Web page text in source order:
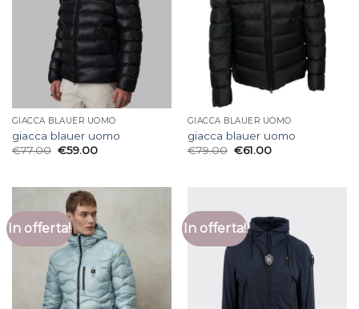
GIACCA BLAUER UOMO
giacca blauer uomo
€77.00 €59.00
GIACCA BLAUER UOMO
giacca blauer uomo
€79.00 €61.00
In offerta! In offerta!